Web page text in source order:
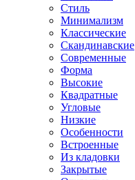
Стиль
Минимализм
Классические
Скандинавские
Современные
Форма
Высокие
Квадратные
Угловые
Низкие
Особенности
Встроенные
Из кладовки
Закрытые